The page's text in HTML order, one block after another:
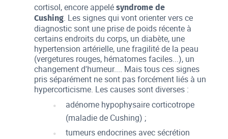
cortisol, encore appelésyndrome de
Cushing. Les signes qui vont orienter vers ce
diagnostic sont une prise de poids récente à
certains endroits du corps, un diabète, une
hypertension artérielle, une fragilité de la peau
(vergetures rouges, hématomes faciles...), un
changement d'humeur.... Mais tous ces signes
pris séparément ne sont pas forcément liés à un
hypercorticisme. Les causes sont diverses :
adénome hypophysaire corticotrope
(maladie de Cushing) ;
tumeurs endocrines avec sécrétion